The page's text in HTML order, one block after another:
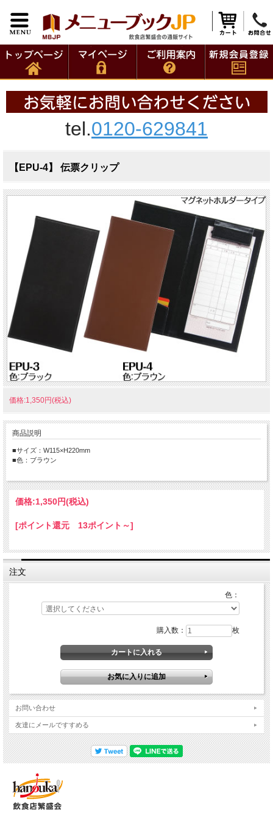
tel.0120-629841
【EPU-4】 伝票クリップ
価格:1,350円(税込)
商品説明
■サイズ：W115×H220mm
■色：ブラウン
価格:1,350円(税込)
[ポイント還元 13ポイント～]
注文
色：
購入数： 枚
お問い合わせ
友達にメールですすめる